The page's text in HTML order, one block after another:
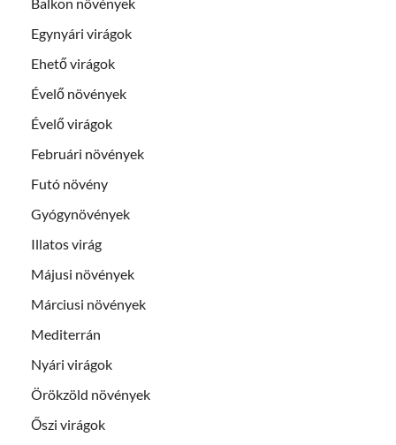
Egynyári virágok
Ehető virágok
Évelő növények
Évelő virágok
Februári növények
Futó növény
Gyógynövények
Illatos virág
Májusi növények
Márciusi növények
Mediterrán
Nyári virágok
Örökzöld növények
Őszi virágok